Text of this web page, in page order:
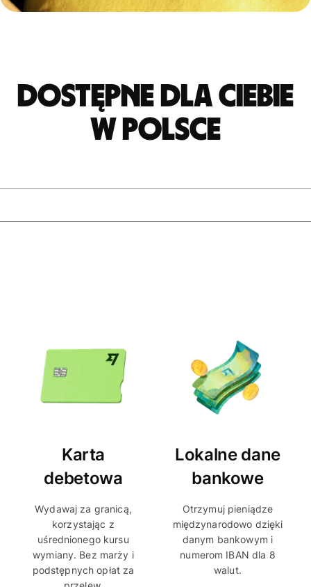
Dostępne dla Ciebie
w Polsce
Karta
debetowa
Wydawaj za granicą,
korzystając z
uśrednionego kursu
wymiany. Bez marży i
podstępnych opłat za
Lokalne dane
bankowe
Otrzymuj pieniądze
międzynarodowo dzięki
danym bankowym i
numerom IBAN dla 8
walut.